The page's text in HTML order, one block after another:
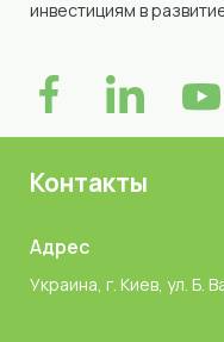
инвестициям в
Контакты
Адрес
Украина, г. Киев, ул. Б.